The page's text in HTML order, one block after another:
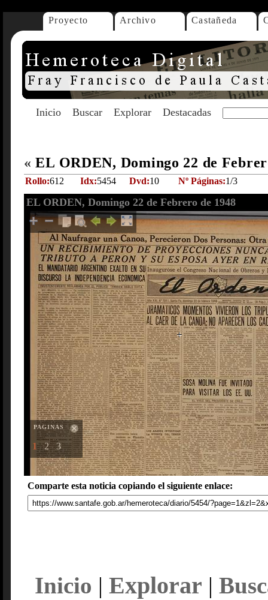
Proyecto Archivo Castañeda
Inicio Buscar Explorar Destacadas
« EL ORDEN, Domingo 22 de
Rollo:612 Idx:5454 Dvd:10 Nº Páginas:1/3
EL ORDEN, Domingo 22 de Febrero de 1948
PAGINAS
1 2 3
Comparte esta noticia copiando el siguiente enlace:
Inicio | Explorar |